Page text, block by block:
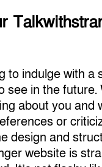
to indulge with a
see in the future.
about you and
or
design and
website is